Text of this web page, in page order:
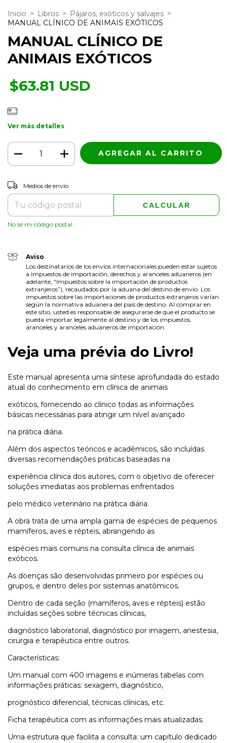
Inicio > Libros > Pájaros, exóticos y salvajes >
MANUAL CLÍNICO DE ANIMAIS EXÓTICOS
MANUAL CLÍNICO DE
ANIMAIS EXÓTICOS
$63.81 USD
Ver más detalles
Entregas para el CP:
Medios de envío
CALCULAR
No sé mi código postal
Aviso
Los destinatarios de los envíos internacionales pueden estar sujetos
a impuestos de importación, derechos y aranceles aduaneros (en
adelante, “Impuestos sobre la importación de productos
extranjeros”), recaudados por la aduana del destino de envío. Los
impuestos sobre las importaciones de productos extranjeros varían
según la normativa aduanera del país de destino. Al comprar en
este sitio, usted es responsable de asegurarse de que el producto se
pueda importar legalmente al destino y de los impuestos,
aranceles y aranceles aduaneros de importación.
Veja uma prévia do Livro!
Este manual apresenta uma síntese aprofundada do estado
atual do conhecimento em clínica de animais
exóticos, fornecendo ao clínico todas as informações
básicas necessárias para atingir um nível avançado
na prática diária.
Além dos aspectos teóricos e acadêmicos, são incluídas
diversas recomendações práticas baseadas na
experiência clínica dos autores, com o objetivo de oferecer
soluções imediatas aos problemas enfrentados
pelo médico veterinário na prática diária.
A obra trata de uma ampla gama de espécies de pequenos
mamíferos, aves e répteis, abrangendo as
espécies mais comuns na consulta clínica de animais
exóticos.
As doenças são desenvolvidas primeiro por espécies ou
grupos, e dentro deles por sistemas anatômicos.
Dentro de cada seção (mamíferos, aves e répteis) estão
incluídas seções sobre técnicas clínicas,
diagnóstico laboratorial, diagnóstico por imagem, anestesia,
cirurgia e terapêutica entre outros.
Características:
Um manual com 400 imagens e inúmeras tabelas com
informações práticas: sexagem, diagnóstico,
prognóstico diferencial, técnicas clínicas, etc.
Ficha terapêutica com as informações mais atualizadas.
Uma estrutura que facilita a consulta: um capítulo dedicado